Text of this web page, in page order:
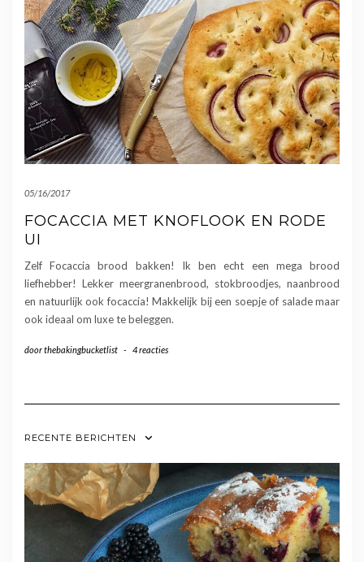
05/16/2017
FOCACCIA MET KNOFLOOK EN RODE
UI
Zelf Focaccia brood bakken! Ik ben echt een mega brood
liefhebber! Lekker meergranenbrood, stokbroodjes, naanbrood
en natuurlijk ook focaccia! Makkelijk bij een soepje of salade maar
ook ideaal om luxe te beleggen.
doorthebakingbucketlist - 4 reacties
RECENTE BERICHTEN